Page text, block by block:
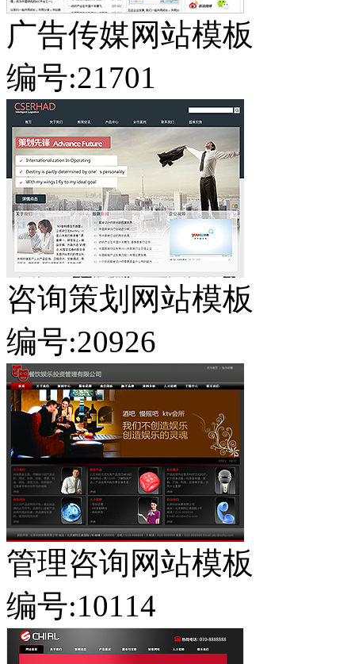
广告传媒网站模板
编号:21701
咨询策划网站模板
编号:20926
管理咨询网站模板
编号:10114